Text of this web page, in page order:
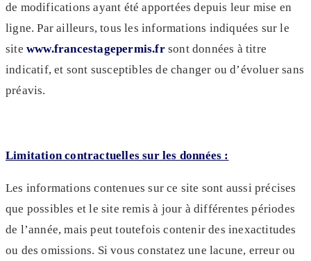
de modifications ayant été apportées depuis leur mise en
ligne. Par ailleurs, tous les informations indiquées sur le
site www.francestagepermis.frsont données à titre
indicatif, et sont susceptibles de changer ou d’évoluer sans
préavis.
Limitation contractuelles sur les données :
Les informations contenues sur ce site sont aussi précises
que possibles et le site remis à jour à différentes périodes
de l’année, mais peut toutefois contenir des inexactitudes
ou des omissions. Si vous constatez une lacune, erreur ou